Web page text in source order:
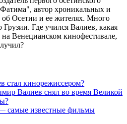
автор хроникальных и
Осетии и ее жителях. Много
Где учился Валиев, какая
на Венецианском кинофестивале,
стал кинорежиссером?
Валиев снял во время Великой
известные фильмы